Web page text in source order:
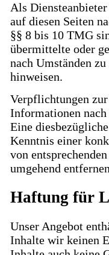
Als
auf diesen Seiten
§§ 8 bis 10 TMG
übermittelte oder
nach Umständen
hinweisen.
Verpflichtungen
Informationen
Eine
Kenntnis einer
von
umgehend
Haftung für
Unser Angebot
Inhalte wir keinen